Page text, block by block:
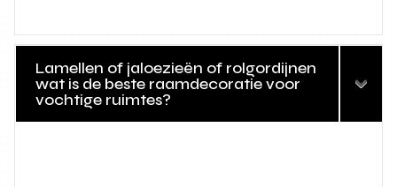
Lamellen of jaloezieën of rolgordijnen
wat is de beste raamdecoratie voor
vochtige ruimtes?